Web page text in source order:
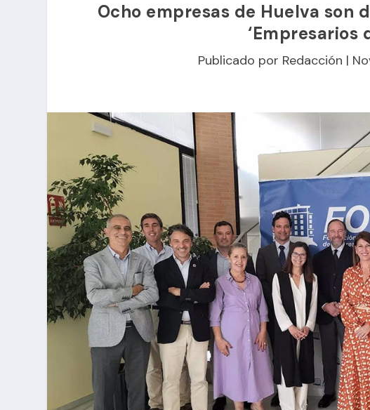
Ocho empresas de Huelva son
‘Empresarios
Publicado por Redacción |